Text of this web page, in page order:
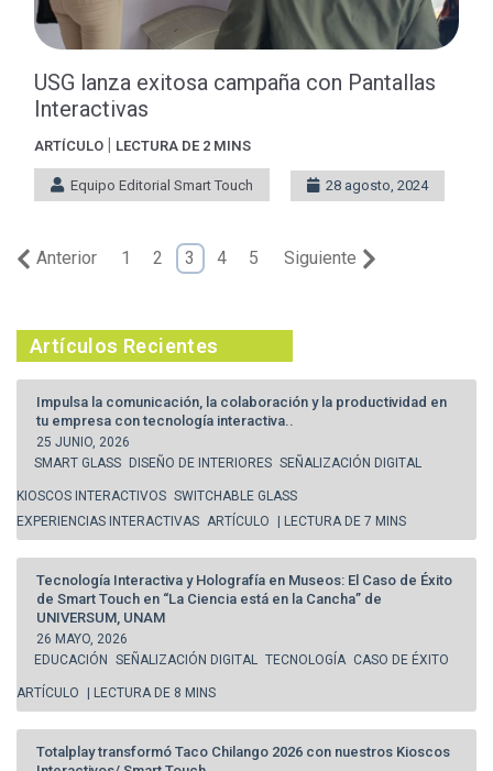
Artículos Recientes
Impulsa la comunicación, la colaboración y la productividad en
tu empresa con tecnología interactiva..
25 JUNIO, 2026
SMART GLASS DISEÑO DE INTERIORES SEÑALIZACIÓN DIGITAL
KIOSCOS INTERACTIVOS SWITCHABLE GLASS
EXPERIENCIAS INTERACTIVAS ARTÍCULO | LECTURA DE 7 MINS
Tecnología Interactiva y Holografía en Museos: El Caso de Éxito
de Smart Touch en “La Ciencia está en la Cancha” de
UNIVERSUM, UNAM
26 MAYO, 2026
EDUCACIÓN SEÑALIZACIÓN DIGITAL TECNOLOGÍA CASO DE ÉXITO
ARTÍCULO | LECTURA DE 8 MINS
Totalplay transformó Taco Chilango 2026 con nuestros Kioscos
USG lanza exitosa campaña con Pantallas
Interactivas
ARTÍCULO | LECTURA DE 2 MINS
Equipo Editorial Smart Touch 28 agosto, 2024
Anterior 1 2 3 4 5 Siguiente